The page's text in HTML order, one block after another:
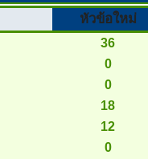
หัวข้อใหม่
36
0
0
18
12
0